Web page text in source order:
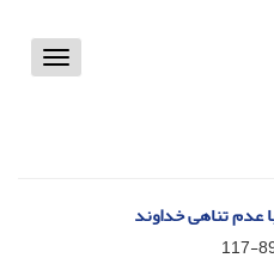
Toggle
عدم تناهی خداوند
89-